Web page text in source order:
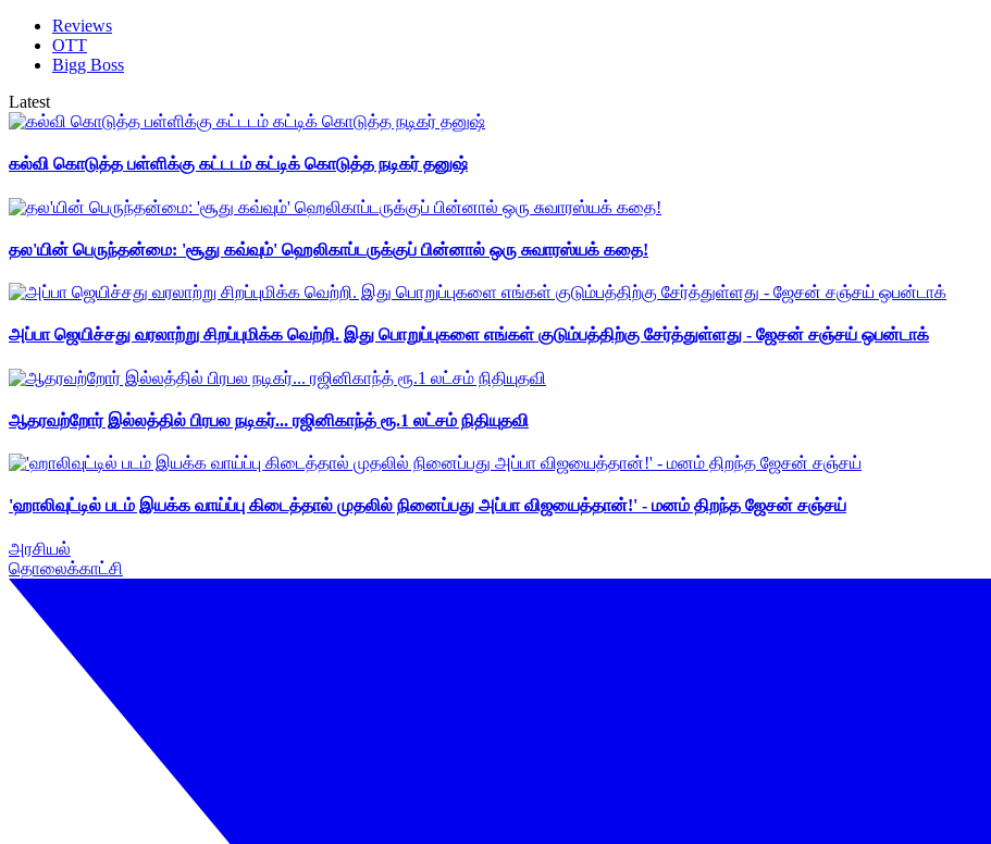
Reviews
OTT
Bigg Boss
Latest
கல்வி கொடுத்த பள்ளிக்கு கட்டடம் கட்டிக் கொடுத்த நடிகர் தனுஷ்
தல'யின் பெருந்தன்மை: 'சூது கவ்வும்' ஹெலிகாப்டருக்குப் பின்னால் ஒரு சுவாரஸ்யக் கதை!
அப்பா ஜெயிச்சது வரலாற்று சிறப்புமிக்க வெற்றி. இது பொறுப்புகளை எங்கள் குடும்பத்திற்கு சேர்த்துள்ளது - ஜேசன் சஞ்சய் ஒபன்டாக்
ஆதரவற்றோர் இல்லத்தில் பிரபல நடிகர்... ரஜினிகாந்த் ரூ.1 லட்சம் நிதியுதவி
'ஹாலிவுட்டில் படம் இயக்க வாய்ப்பு கிடைத்தால் முதலில் நினைப்பது அப்பா விஜயைத்தான்!' - மனம் திறந்த ஜேசன் சஞ்சய்
அரசியல்
தொலைக்காட்சி